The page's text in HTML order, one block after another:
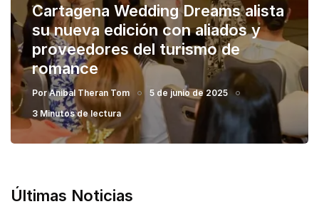
Cartagena Wedding Dreams alista
su nueva edición con aliados y
proveedores del turismo de
romance
PorAnibal Theran Tom
5 de junio de 2025
3 Minutos de lectura
Últimas Noticias